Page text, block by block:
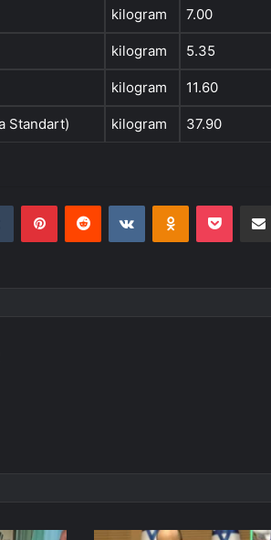
kilogram 7.00
kilogram 5.35
kilogram 11.60
Standart) kilogram 37.90
TumblrPinterestRedditVKontakteOdnoklassniki
Pocket